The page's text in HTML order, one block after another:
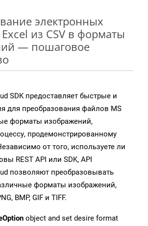
электронных
из CSV в форматы
— пошаговое
SDK предоставляет быстрые и
для преобразования файлов MS
форматы изображений,
продемонстрированному
от того, используете ли
REST API или SDK, API
позволяют преобразовывать
форматы изображений,
BMP, GIF и TIFF.
object and set desire format